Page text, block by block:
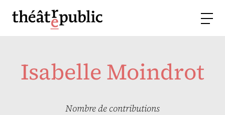
Isabelle Moindrot
Nombre de contributions